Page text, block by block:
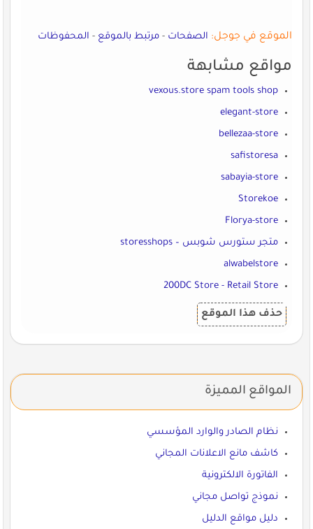
الموقع في جوجل: الصفحات-مرتبط بالموقع-المحفوظات
مواقع مشابهة
vexous.store spam tools shop
elegant-store
bellezaa-store
safistoresa
sabayia-store
Storekoe
Florya-store
متجر ستورس شوبس – storesshops
alwabelstore
200DC Store - Retail Store
حذف هذا الموقع
المواقع المميزة
نظام الصادر والوارد المؤسسي
كاشف مانع الاعلانات المجاني
الفاتورة الالكترونية
نموذج تواصل مجاني
دليل مواقع الدليل